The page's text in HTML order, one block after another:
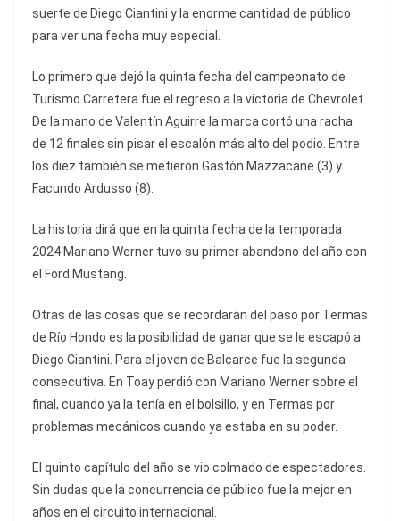
suerte de Diego Ciantini y la enorme cantidad de público
para ver una fecha muy especial.
Lo primero que dejó la quinta fecha del campeonato de
Turismo Carretera fue el regreso a la victoria de Chevrolet.
De la mano de Valentín Aguirre la marca cortó una racha
de 12 finales sin pisar el escalón más alto del podio. Entre
los diez también se metieron Gastón Mazzacane (3) y
Facundo Ardusso (8).
La historia dirá que en la quinta fecha de la temporada
2024 Mariano Werner tuvo su primer abandono del año con
el Ford Mustang.
Otras de las cosas que se recordarán del paso por Termas
de Río Hondo es la posibilidad de ganar que se le escapó a
Diego Ciantini. Para el joven de Balcarce fue la segunda
consecutiva. En Toay perdió con Mariano Werner sobre el
final, cuando ya la tenía en el bolsillo, y en Termas por
problemas mecánicos cuando ya estaba en su poder.
El quinto capítulo del año se vio colmado de espectadores.
Sin dudas que la concurrencia de público fue la mejor en
años en el circuito internacional.